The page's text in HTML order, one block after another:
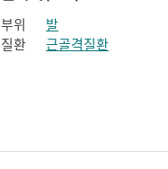
부위
발
질환
근골격질환